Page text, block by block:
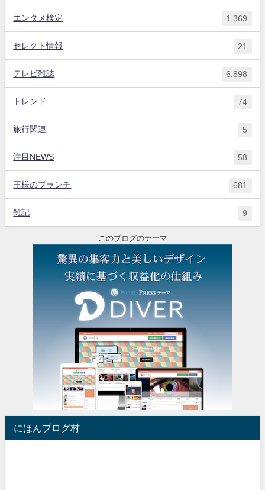
エンタメ検定 1,369
セレクト情報 21
テレビ雑誌 6,898
トレンド 74
旅行関連 5
注目NEWS 58
王様のブランチ 681
雑記 9
このブログのテーマ
にほんブログ村